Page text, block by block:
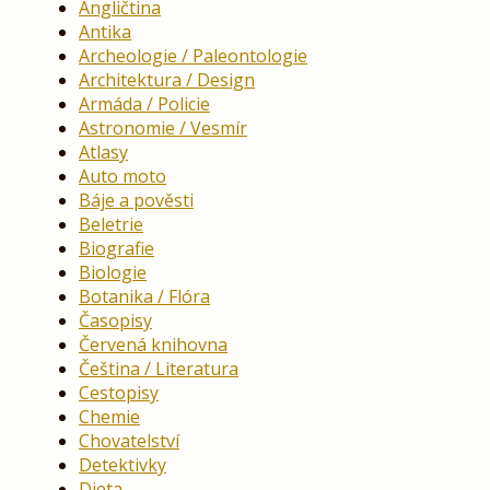
Angličtina
Antika
Archeologie / Paleontologie
Architektura / Design
Armáda / Policie
Astronomie / Vesmír
Atlasy
Auto moto
Báje a pověsti
Beletrie
Biografie
Biologie
Botanika / Flóra
Časopisy
Červená knihovna
Čeština / Literatura
Cestopisy
Chemie
Chovatelství
Detektivky